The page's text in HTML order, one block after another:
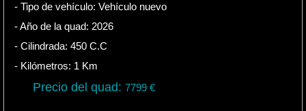
- Tipo de vehículo: Vehículo nuevo
- Año de la quad: 2026
- Cilindrada: 450 C.C
- Kilómetros: 1 Km
Precio del quad: 7799€